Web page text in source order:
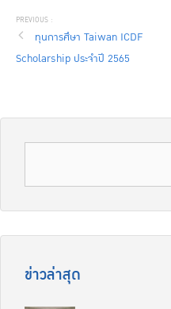
ทุนการศึษา Taiwan ICDF
Scholarship ประจำปี 2565
ข่าวล่าสุด